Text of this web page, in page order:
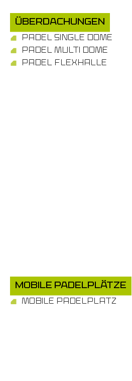
Überdachungen
PADEL SINGLE DOME
PADEL MULTI DOME
PADEL FLEXHALLE
MOBILE PADELPLÄTZE
MOBILE PADELPLATZ